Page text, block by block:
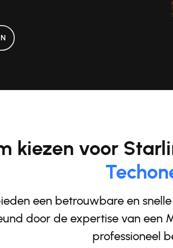
kiezen voor
een betrouwbare en
door de expertise van een
professioneel